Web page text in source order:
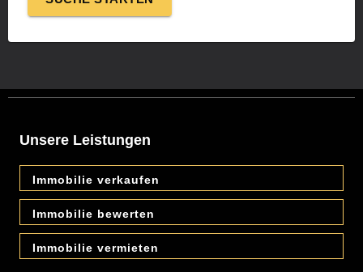
Unsere Leistungen
Immobilie verkaufen
Immobilie bewerten
Immobilie vermieten